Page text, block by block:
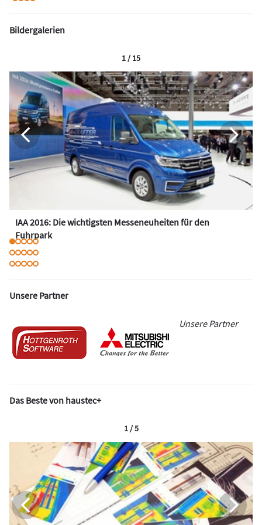
Bildergalerien
IAA 2016: Die wichtigsten Messeneuheiten für den
Fuhrpark
1 / 15
Unsere Partner
Unsere Partner
Das Beste von haustec+
1 / 5